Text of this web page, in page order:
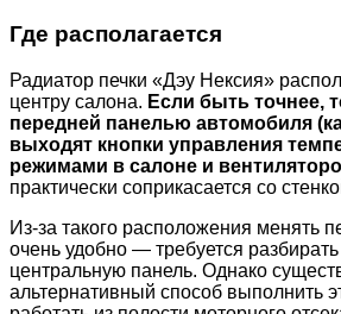
Где располагается
Радиатор печки «Дэу Нексия»
центру салона. Если быть точнее,
передней панелью автомобиля
выходят кнопки управления
режимами в салоне и
практически соприкасается со
Из-за такого расположения менять
очень удобно — требуется
центральную панель. Однако
альтернативный способ выполнить